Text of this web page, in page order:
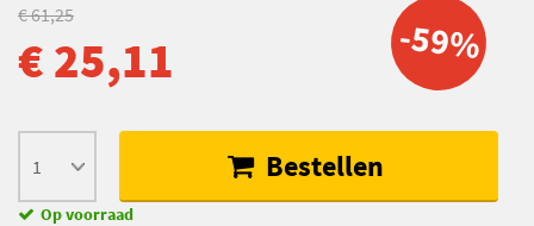
-59%
€ 61,25
€ 25,11
Bestellen
Op voorraad